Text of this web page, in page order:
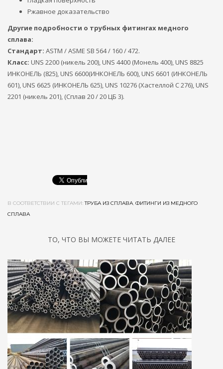
Ржавное доказательство
Другие подробности о трубных фитингах медного
сплава:
Стандарт: ASTM / ASME SB 564 / 160 / 472.
Класс: UNS 2200 (никель 200), UNS 4400 (Монель 400), UNS 8825
ИНКОНЕЛЬ (825), UNS 6600(ИНКОНЕЛЬ 600), UNS 6601 (ИНКОНЕЛЬ
601), UNS 6625 (ИНКОНЕЛЬ 625), UNS 10276 (Хастеллой С 276), UNS
2201 (никель 201), (Сплав 20 / 20 ЦБ 3).
В СООТВЕТСТВИИ С ТЕГАМИ: ТРУБА ИЗ СПЛАВА, ФИТИНГИ ИЗ МЕДНОГО
СПЛАВА
ТО, ЧТО ВЫ МОЖЕТЕ ЧИТАТЬ ДАЛЕЕ